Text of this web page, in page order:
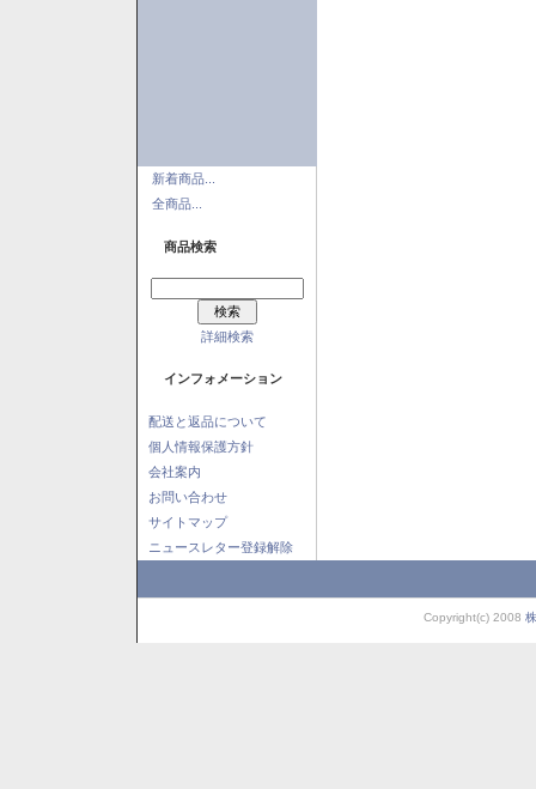
新着商品...
全商品...
商品検索
詳細検索
インフォメーション
配送と返品について
個人情報保護方針
会社案内
お問い合わせ
サイトマップ
ニュースレター登録解除
Copyright(c) 2008